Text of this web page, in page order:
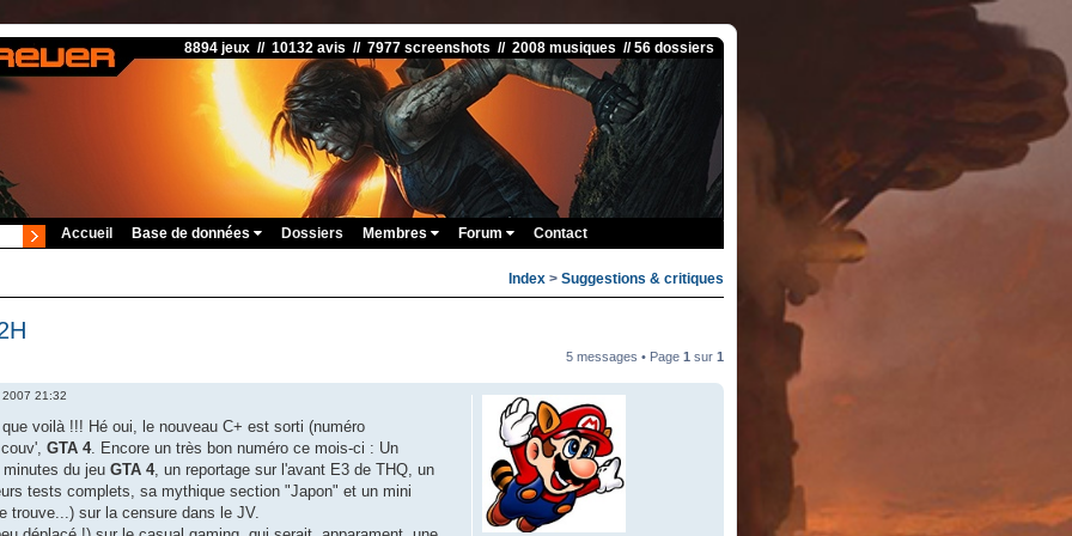
8894 jeux // 10132 avis // 7977 screenshots // 2008 musiques // 56 dossiers
Accueil Base de données Dossiers Membres Forum Contact
Index > Suggestions & critiques
5 messages • Page 1 sur 1
2007 21:32
voilà !!! Hé oui, le nouveau C+ est sorti (numéro
GTA 4. Encore un très bon numéro ce mois-ci : Un
du jeu GTA 4, un reportage sur l'avant E3 de THQ, un
tests complets, sa mythique section "Japon" et un mini
trouve...) sur la censure dans le JV.